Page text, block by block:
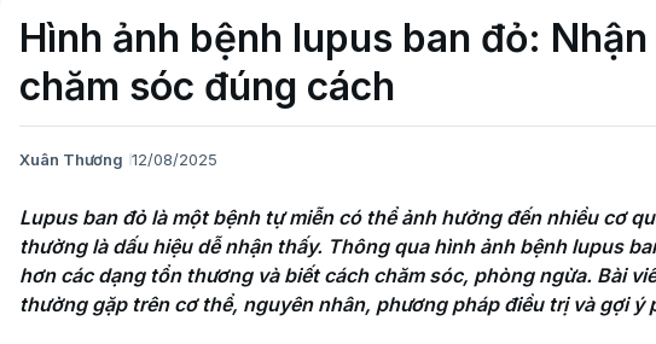
Hình ảnh bệnh lupus ban đỏ:
chăm sóc đúng cách
Xuân Thương 12/08/2025
Lupus ban đỏ là một bệnh tự miễn có thể ảnh hưởng đến nhiều cơ
thường là dấu hiệu dễ nhận thấy. Thông qua hình ảnh bệnh lupus
hơn các dạng tổn thương và biết cách chăm sóc, phòng ngừa. Bài
thường gặp trên cơ thể, nguyên nhân, phương pháp điều trị và gợi ý